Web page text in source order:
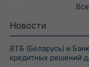
Новости
ВТБ (Беларусь) и
кредитных решений